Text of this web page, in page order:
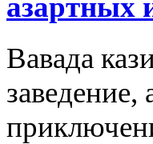
Вавада
заведение,